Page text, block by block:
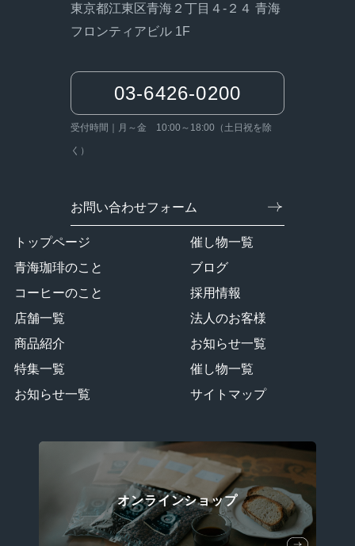
東京都江東区青海２丁目４-２４ 青海
フロンティアビル 1F
03-6426-0200
受付時間｜月～金 10:00～18:00（土日祝を除
く）
お問い合わせフォーム
トップページ
青海珈琲のこと
コーヒーのこと
店舗一覧
商品紹介
特集一覧
お知らせ一覧
催し物一覧
ブログ
採用情報
法人のお客様
お知らせ一覧
催し物一覧
サイトマップ
オンラインショップ